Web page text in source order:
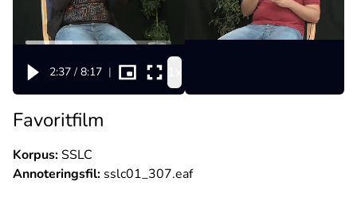
2:37 / 8:17 |
Favoritfilm
Korpus:SSLC
Annoteringsfil: sslc01_307.eaf